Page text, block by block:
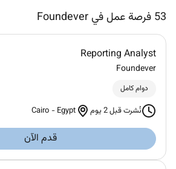
53 فرصة عمل في Foundever
Reporting Analyst
Foundever
دوام كامل
نُشرت قبل 2 يوم Cairo - Egypt
قدم الآن